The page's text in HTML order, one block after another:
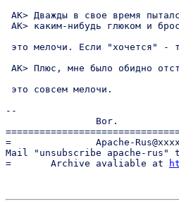
AK> Дважды в свое время
AK> каким-нибудь глюком и
это мелочи. Если "хочется" -
AK> Плюс, мне было обидно
это совсем мелочи.
--
=               Apache-
Mail "unsubscribe apache-rus"
=       Archive avaliable at